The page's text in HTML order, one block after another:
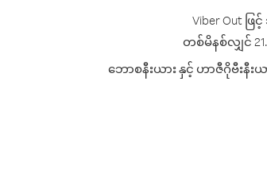
Viber Out
တစ်မိနစ်လျှင်
ဘောစနီးယား နှင့် ဟာဇီဂိုဗီး